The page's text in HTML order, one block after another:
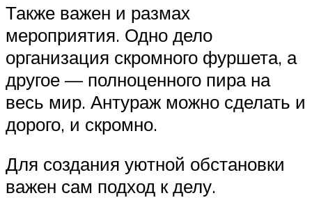
Также важен и размах
мероприятия. Одно дело
организация скромного фуршета, а
другое — полноценного пира на
весь мир. Антураж можно сделать и
дорого, и скромно.
Для создания уютной обстановки
важен сам подход к делу.